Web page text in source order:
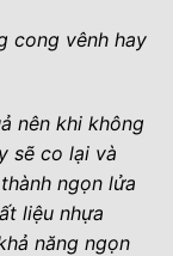
cong vênh hay
nên khi không
sẽ co lại và
ngọn lửa
liệu nhựa
năng ngọn